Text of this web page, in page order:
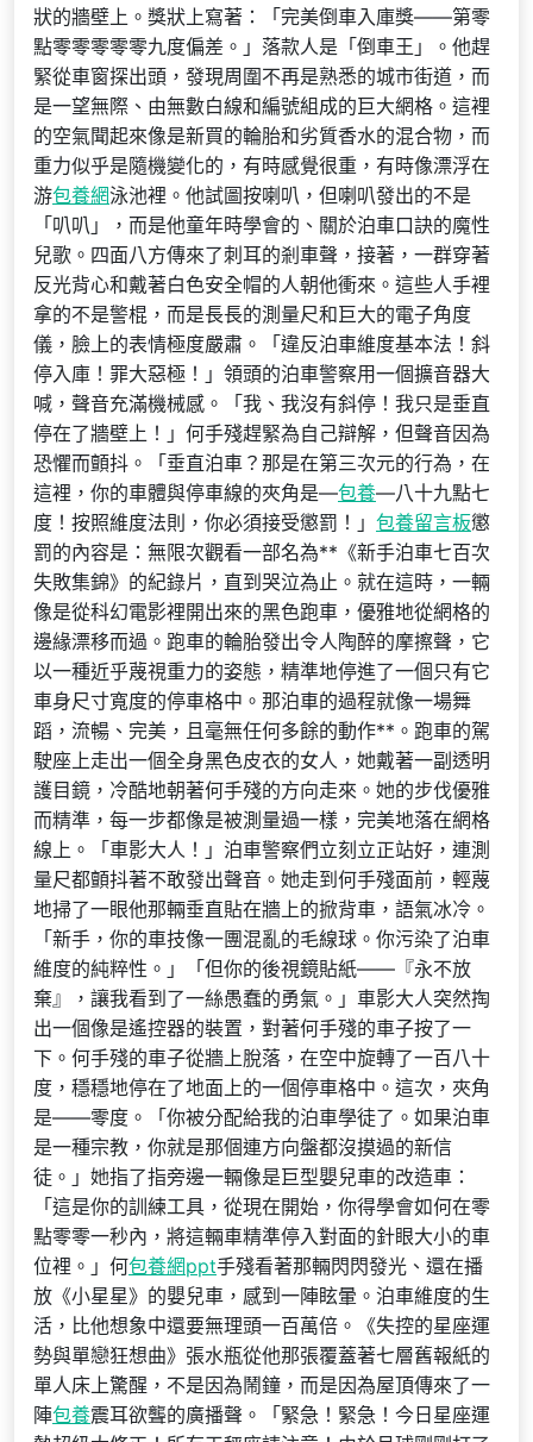
狀的牆壁上。獎狀上寫著：「完美倒車入庫獎——第零
點零零零零零九度偏差。」落款人是「倒車王」。他趕
緊從車窗探出頭，發現周圍不再是熟悉的城市街道，而
是一望無際、由無數白線和編號組成的巨大網格。這裡
的空氣聞起來像是新買的輪胎和劣質香水的混合物，而
重力似乎是隨機變化的，有時感覺很重，有時像漂浮在
游包養網泳池裡。他試圖按喇叭，但喇叭發出的不是
「叭叭」，而是他童年時學會的、關於泊車口訣的魔性
兒歌。四面八方傳來了刺耳的剎車聲，接著，一群穿著
反光背心和戴著白色安全帽的人朝他衝來。這些人手裡
拿的不是警棍，而是長長的測量尺和巨大的電子角度
儀，臉上的表情極度嚴肅。「違反泊車維度基本法！斜
停入庫！罪大惡極！」領頭的泊車警察用一個擴音器大
喊，聲音充滿機械感。「我、我沒有斜停！我只是垂直
停在了牆壁上！」何手殘趕緊為自己辯解，但聲音因為
恐懼而顫抖。「垂直泊車？那是在第三次元的行為，在
這裡，你的車體與停車線的夾角是—包養—八十九點七
度！按照維度法則，你必須接受懲罰！」 包養留言板懲
罰的內容是：無限次觀看一部名為**《新手泊車七百次
失敗集錦》的紀錄片，直到哭泣為止。就在這時，一輛
像是從科幻電影裡開出來的黑色跑車，優雅地從網格的
邊緣漂移而過。跑車的輪胎發出令人陶醉的摩擦聲，它
以一種近乎蔑視重力的姿態，精準地停進了一個只有它
車身尺寸寬度的停車格中。那泊車的過程就像一場舞
蹈，流暢、完美，且毫無任何多餘的動作**。跑車的駕
駛座上走出一個全身黑色皮衣的女人，她戴著一副透明
護目鏡，冷酷地朝著何手殘的方向走來。她的步伐優雅
而精準，每一步都像是被測量過一樣，完美地落在網格
線上。「車影大人！」泊車警察們立刻立正站好，連測
量尺都顫抖著不敢發出聲音。她走到何手殘面前，輕蔑
地掃了一眼他那輛垂直貼在牆上的掀背車，語氣冰冷。
「新手，你的車技像一團混亂的毛線球。你污染了泊車
維度的純粹性。」「但你的後視鏡貼紙——『永不放
棄』，讓我看到了一絲愚蠢的勇氣。」車影大人突然掏
出一個像是遙控器的裝置，對著何手殘的車子按了一
下。何手殘的車子從牆上脫落，在空中旋轉了一百八十
度，穩穩地停在了地面上的一個停車格中。這次，夾角
是——零度。「你被分配給我的泊車學徒了。如果泊車
是一種宗教，你就是那個連方向盤都沒摸過的新信
徒。」她指了指旁邊一輛像是巨型嬰兒車的改造車：
「這是你的訓練工具，從現在開始，你得學會如何在零
點零零一秒內，將這輛車精準停入對面的針眼大小的車
位裡。」何包養網ppt手殘看著那輛閃閃發光、還在播
放《小星星》的嬰兒車，感到一陣眩暈。泊車維度的生
活，比他想象中還要無理頭一百萬倍。《失控的星座運
勢與單戀狂想曲》張水瓶從他那張覆蓋著七層舊報紙的
單人床上驚醒，不是因為鬧鐘，而是因為屋頂傳來了一
陣包養震耳欲聾的廣播聲。「緊急！緊急！今日星座運